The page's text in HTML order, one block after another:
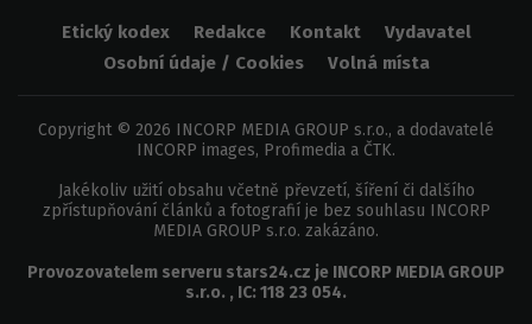
Etický kodex Redakce Kontakt
Vydavatel
Osobní údaje / Cookies
Volná místa
Copyright © 2026 INCORP MEDIA GROUP s.r.o., a dodavatelé
INCORP images, Profimedia a ČTK.
Jakékoliv užití obsahu včetně převzetí, šíření či dalšího
zpřístupňování článků a fotografií je bez souhlasu INCORP
MEDIA GROUP s.r.o. zakázáno.
Provozovatelem serveru stars24.cz je INCORP MEDIA GROUP
s.r.o. , IC: 118 23 054.